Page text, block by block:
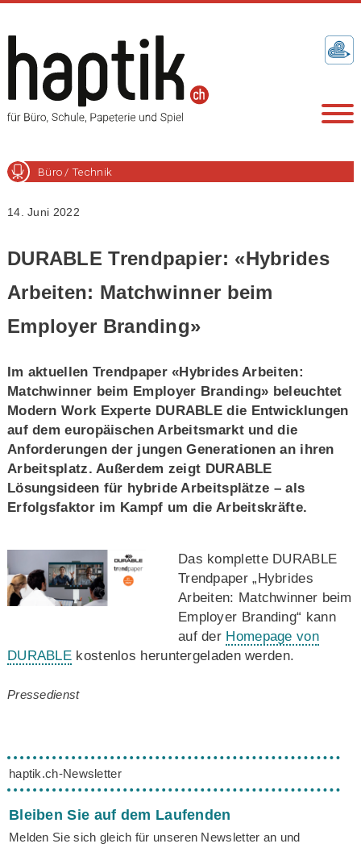
Büro / Technik
14. Juni 2022
DURABLE Trendpapier: «Hybrides
Arbeiten: Matchwinner beim
Employer Branding»
Im aktuellen Trendpaper «Hybrides Arbeiten:
Matchwinner beim Employer Branding» beleuchtet
Modern Work Experte DURABLE die Entwicklungen
auf dem europäischen Arbeitsmarkt und die
Anforderungen der jungen Generationen an ihren
Arbeitsplatz. Außerdem zeigt DURABLE
Lösungsideen für hybride Arbeitsplätze – als
Erfolgsfaktor im Kampf um die Arbeitskräfte.
Das komplette DURABLE
Trendpaper „Hybrides
Arbeiten: Matchwinner beim
Employer Branding“ kann
auf der Homepage von
DURABLE kostenlos heruntergeladen werden.
Pressedienst
haptik.ch-Newsletter
Bleiben Sie auf dem Laufenden
Melden Sie sich gleich für unseren Newsletter an und